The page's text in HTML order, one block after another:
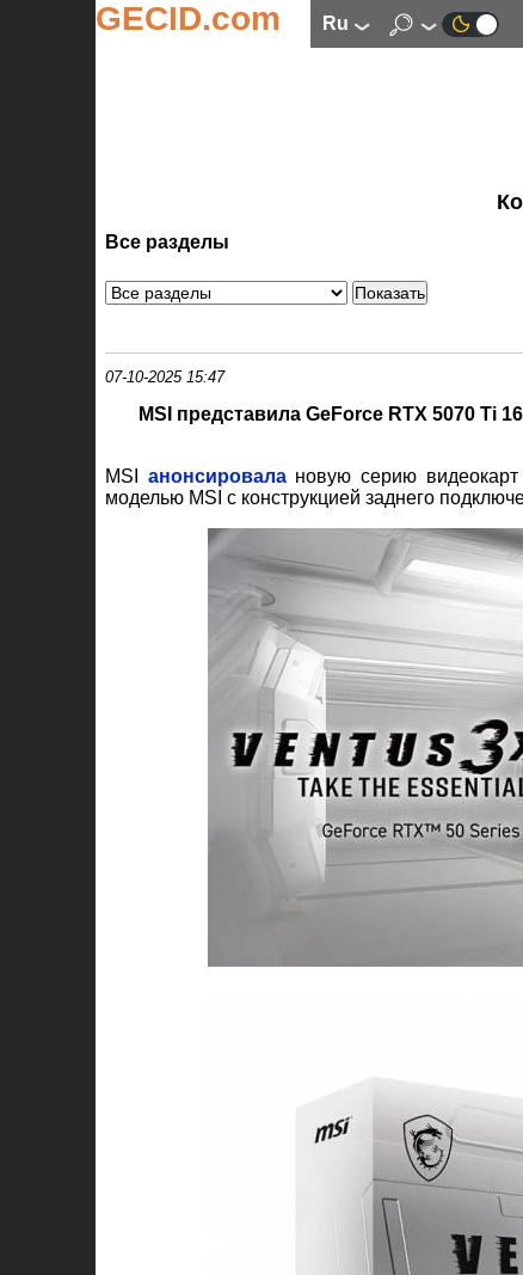
GECID.com ru
Все разделы
07-10-2025 15:47
MSI представила GeForce RTX 5070 Ti
MSI анонсировалановую серию видеокарт
моделью MSI с конструкцией заднего